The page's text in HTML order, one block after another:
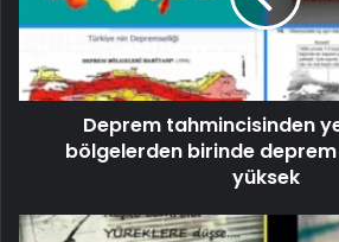
Deprem tahmincisinden
bölgelerden birinde
yüksek